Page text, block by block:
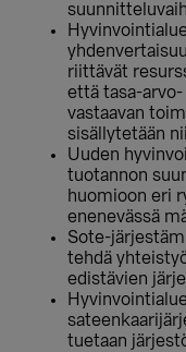
riittävät
että tasa-
vastaavan
sisällytetään
Uuden
tuotannon
huomioon eri
enenevässä
Sote-
tehdä
edistävien
tuetaan